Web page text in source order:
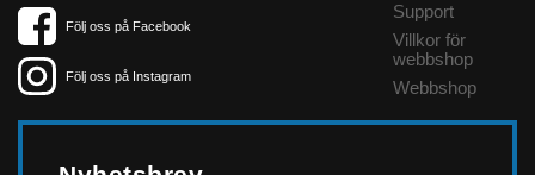
Support
Villkor för
webbshop
Webbshop
Följ oss på Facebook
Följ oss på Instagram